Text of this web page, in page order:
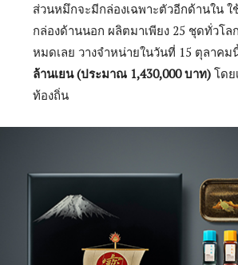
ส่วนหมึกจะมีกล่องเฉพาะตัวอีกด้านใน ใ
กล่องด้านนอก ผลิตมาเพียง 25 ชุดทั่วโ
หมดเลย วางจำหน่ายในวันที่ 15 ตุลาคม
ล้านเยน (ประมาณ 1,430,000 บาท) โดย
ท้องถิ่น